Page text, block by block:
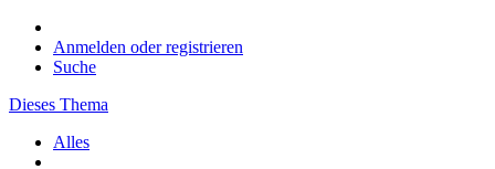
Anmelden oder registrieren
Suche
Dieses Thema
Alles